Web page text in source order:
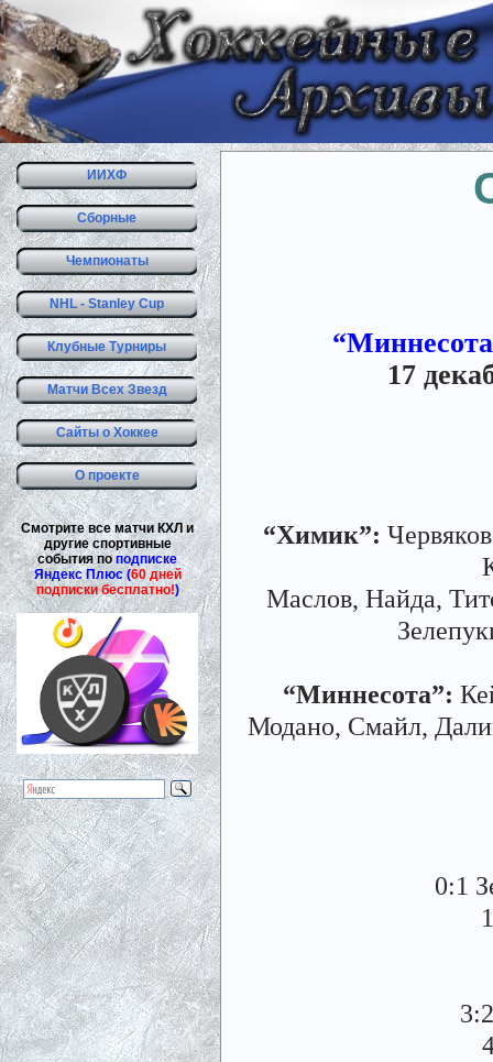
ИИХФ
Сборные
Чемпионаты
NHL - Stanley Cup
Клубные Турниры
Матчи Всех Звезд
Сайты о Хоккее
О проекте
Смотрите все матчи КХЛ и
другие спортивные
события поподписке
Яндекс Плюс (60 дней
подписки бесплатно!)
17
“Химик”:
Маслов, Найда,
“Миннесота”:
Модано, Смайл,
0:1